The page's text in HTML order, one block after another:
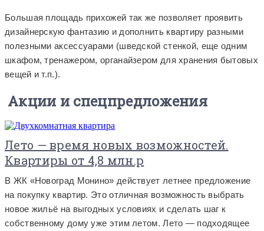
Большая площадь прихожей так же позволяет проявить
дизайнерскую фантазию и дополнить квартиру разными
полезными аксессуарами (шведской стенкой, еще одним
шкафом, тренажером, органайзером для хранения бытовых
вещей и т.п.).
Акции и спецпредложения
Лето — время новых возможностей.
Квартиры от 4,8 млн.р
В ЖК «Новоград Монино» действует летнее предложение
на покупку квартир. Это отличная возможность выбрать
новое жильё на выгодных условиях и сделать шаг к
собственному дому уже этим летом. Лето — подходящее